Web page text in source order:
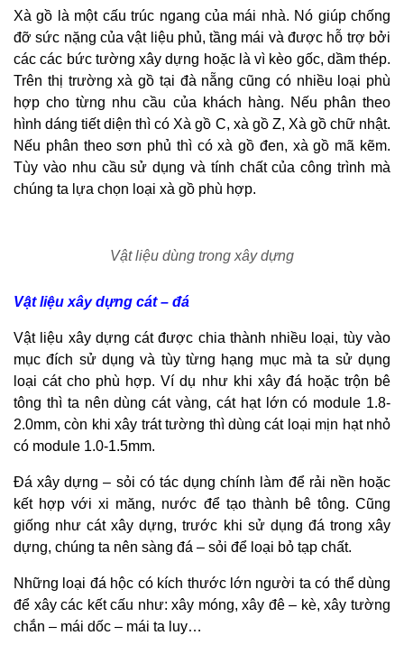
Xà gồ là một cấu trúc ngang của mái nhà. Nó giúp chống
đỡ sức nặng của vật liệu phủ, tầng mái và được hỗ trợ bởi
các các bức tường xây dựng hoặc là vì kèo gốc, dầm thép.
Trên thị trường xà gồ tại đà nẵng cũng có nhiều loại phù
hợp cho từng nhu cầu của khách hàng. Nếu phân theo
hình dáng tiết diện thì có Xà gồ C, xà gồ Z, Xà gồ chữ nhật.
Nếu phân theo sơn phủ thì có xà gồ đen, xà gồ mã kẽm.
Tùy vào nhu cầu sử dụng và tính chất của công trình mà
chúng ta lựa chọn loại xà gồ phù hợp.
Vật liệu dùng trong xây dựng
Vật liệu xây dựng cát – đá
Vật liệu xây dựng cát được chia thành nhiều loại, tùy vào
mục đích sử dụng và tùy từng hạng mục mà ta sử dụng
loại cát cho phù hợp. Ví dụ như khi xây đá hoặc trộn bê
tông thì ta nên dùng cát vàng, cát hạt lớn có module 1.8-
2.0mm, còn khi xây trát tường thì dùng cát loại mịn hạt nhỏ
có module 1.0-1.5mm.
Đá xây dựng – sỏi có tác dụng chính làm để rải nền hoặc
kết hợp với xi măng, nước để tạo thành bê tông. Cũng
giống như cát xây dựng, trước khi sử dụng đá trong xây
dựng, chúng ta nên sàng đá – sỏi để loại bỏ tạp chất.
Những loại đá hộc có kích thước lớn người ta có thể dùng
để xây các kết cấu như: xây móng, xây đê – kè, xây tường
chắn – mái dốc – mái ta luy…